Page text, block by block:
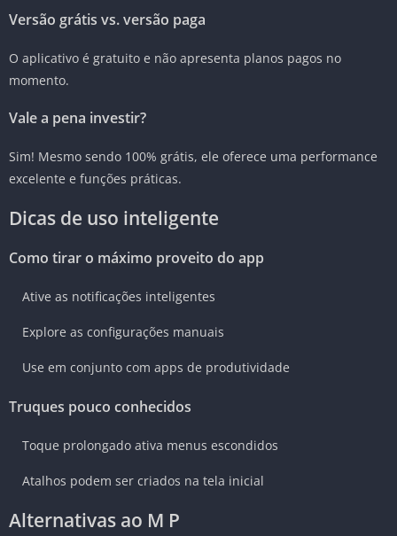
Versão grátis vs. versão paga
O aplicativo é gratuito e não apresenta planos pagos no
momento.
Vale a pena investir?
Sim! Mesmo sendo 100% grátis, ele oferece uma performance
excelente e funções práticas.
Dicas de uso inteligente
Como tirar o máximo proveito do app
Ative as notificações inteligentes
Explore as configurações manuais
Use em conjunto com apps de produtividade
Truques pouco conhecidos
Toque prolongado ativa menus escondidos
Atalhos podem ser criados na tela inicial
Alternativas ao M P